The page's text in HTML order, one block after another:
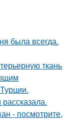
была всегда.
ткань
- посмотрите,